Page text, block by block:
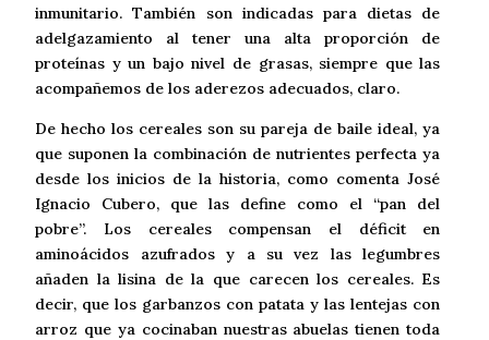
inmunitario. También son indicadas para dietas de
adelgazamiento al tener una alta proporción de
proteínas y un bajo nivel de grasas, siempre que las
acompañemos de los aderezos adecuados, claro.
De hecho los cereales son su pareja de baile ideal, ya
que suponen la combinación de nutrientes perfecta ya
desde los inicios de la historia, como comenta José
Ignacio Cubero, que las define como el “pan del
pobre”. Los cereales compensan el déficit en
aminoácidos azufrados y a su vez las legumbres
añaden la lisina de la que carecen los cereales. Es
decir, que los garbanzos con patata y las lentejas con
arroz que ya cocinaban nuestras abuelas tienen toda